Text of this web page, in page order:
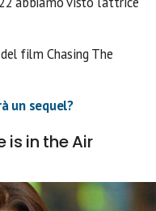
film Chasing The
un sequel?
is in the Air